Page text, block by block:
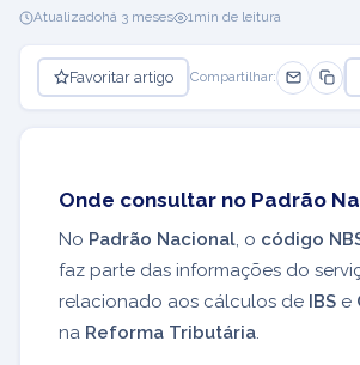
Atualizadohá 3 meses 1min de leitura
Favoritar artigo Compartilhar:
Onde consultar no Padrão
No Padrão Nacional, o código
faz parte das informações do
relacionado aos cálculos de IBS e
na Reforma Tributária.